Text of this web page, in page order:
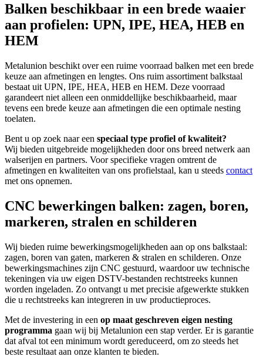
Balken beschikbaar in een brede waaier
aan profielen: UPN, IPE, HEA, HEB en
HEM
Metalunion beschikt over een ruime voorraad balken met een brede
keuze aan afmetingen en lengtes. Ons ruim assortiment balkstaal
bestaat uit UPN, IPE, HEA, HEB en HEM. Deze voorraad
garandeert niet alleen een onmiddellijke beschikbaarheid, maar
tevens een brede keuze aan afmetingen die een optimale nesting
toelaten.
Bent u op zoek naar een speciaal type profiel of kwaliteit?
Wij bieden uitgebreide mogelijkheden door ons breed netwerk aan
walserijen en partners. Voor specifieke vragen omtrent de
afmetingen en kwaliteiten van ons profielstaal, kan u steeds contact
met ons opnemen.
CNC bewerkingen balken: zagen, boren,
markeren, stralen en schilderen
Wij bieden ruime bewerkingsmogelijkheden aan op ons balkstaal:
zagen, boren van gaten, markeren & stralen en schilderen. Onze
bewerkingsmachines zijn CNC gestuurd, waardoor uw technische
tekeningen via uw eigen DSTV-bestanden rechtstreeks kunnen
worden ingeladen. Zo ontvangt u met precisie afgewerkte stukken
die u rechtstreeks kan integreren in uw productieproces.
Met de investering in een op maat geschreven eigen nesting
programma gaan wij bij Metalunion een stap verder. Er is garantie
dat afval tot een minimum wordt gereduceerd, om zo steeds het
beste resultaat aan onze klanten te bieden.